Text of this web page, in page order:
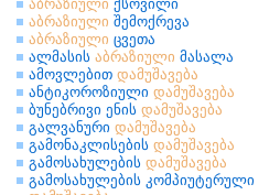
აბრაზიული ქსოვილი
აბრაზიული შემოქრევა
აბრაზიული ცვეთა
ალმასის აბრაზიული მასალა
ამოვლებით დამუშავება
ანტიკოროზიული დამუშავება
ბუნებრივი ენის დამუშავება
გალვანური დამუშავება
გამონაკლისების დამუშავება
გამოსახულების დამუშავება
გამოსახულების კომპიუტერული